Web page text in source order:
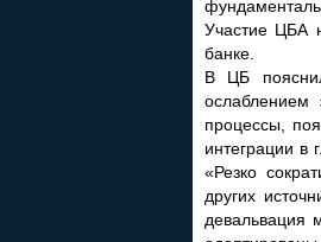
Участие ЦБА
банке.
В ЦБ
ослаблением
процессы,
интеграции в
«Резко
других
девальвация